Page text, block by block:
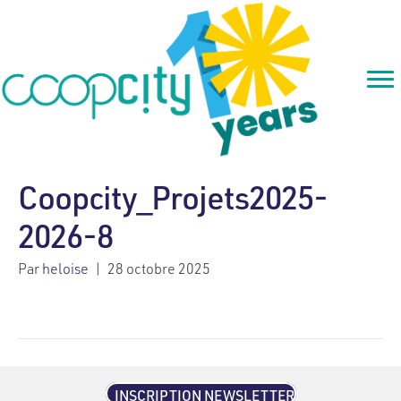
Coopcity_Projets2025-
2026-8
Parheloise | 28 octobre 2025
INSCRIPTION NEWSLETTER